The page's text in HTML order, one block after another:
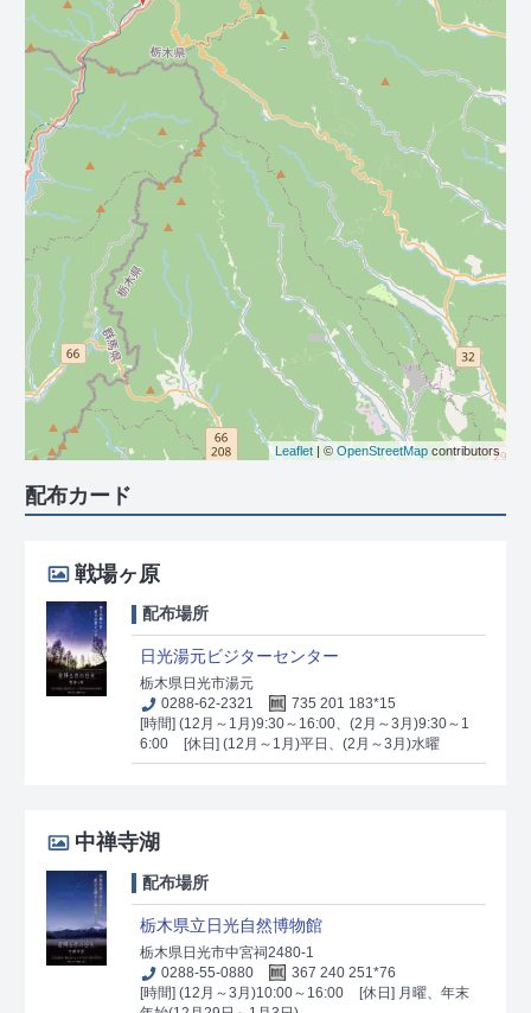
Leaflet | © OpenStreetMap contributors
配布カード
戦場ヶ原
配布場所
日光湯元ビジターセンター
栃木県日光市湯元
0288-62-2321
735 201 183*15
[時間] (12月～1月)9:30～16:00、(2月～3月)9:30～1
6:00
[休日] (12月～1月)平日、(2月～3月)水曜
中禅寺湖
配布場所
栃木県立日光自然博物館
栃木県日光市中宮祠2480-1
0288-55-0880
367 240 251*76
[時間] (12月～3月)10:00～16:00
[休日] 月曜、年末